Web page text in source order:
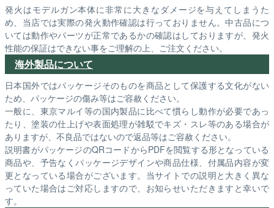
発火はモデルガン本体に非常に大きなダメージを与えてしまうた
め、当店では実際の発火動作確認は行っておりません。中古品につ
いては動作やパーツが正常であるかの確認はしておりますが、発火
性能の保証はできない事をご理解の上、ご注文ください。
海外製品について
日本国外ではパッケージそのものを商品として保護する文化がない
ため、パッケージの傷み等はご容赦ください。
一般に、東京マルイ等の国内製品に比べて慣らし動作が必要であっ
たり、塗装の仕上げや表面処理が雑駁でキズ・スレ等のある場合が
ありますが、不良品ではないので返品等はご容赦ください。
説明書がパッケージのQRコードからPDFを閲覧する形となっている
商品や、予告なくパッケージデザインや商品仕様、付属品内容が変
更となっている場合がございます。当サイトでの説明と大きく異な
っていた場合はご対応しますので、お知らせいただきますと幸いで
す。